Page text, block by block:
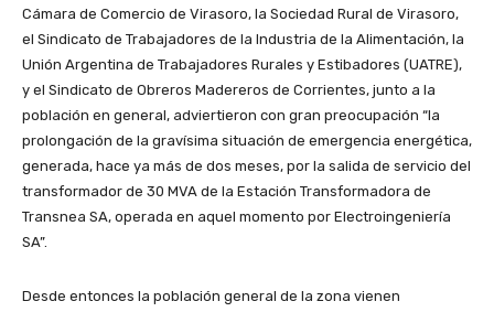
Cámara de Comercio de Virasoro, la Sociedad Rural de Virasoro,
el Sindicato de Trabajadores de la Industria de la Alimentación, la
Unión Argentina de Trabajadores Rurales y Estibadores (UATRE),
y el Sindicato de Obreros Madereros de Corrientes, junto a la
población en general, adviertieron con gran preocupación “la
prolongación de la gravísima situación de emergencia energética,
generada, hace ya más de dos meses, por la salida de servicio del
transformador de 30 MVA de la Estación Transformadora de
Transnea SA, operada en aquel momento por Electroingeniería
SA”.
Desde entonces la población general de la zona vienen